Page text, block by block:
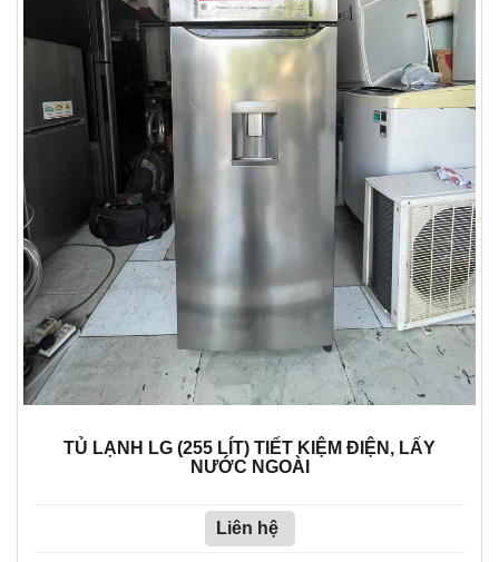
TỦ LẠNH LG (255 LÍT) TIẾT KIỆM ĐIỆN, LẤY
NƯỚC NGOÀI
Liên hệ